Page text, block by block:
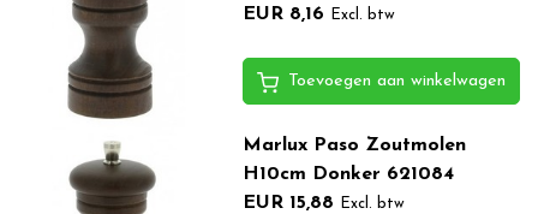
EUR 8,16
Excl. btw
Toevoegen aan winkelwagen
Marlux Paso Zoutmolen
H10cm Donker 621084
EUR 15,88
Excl. btw